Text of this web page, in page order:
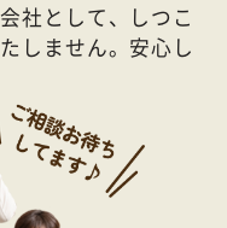
社として、しつこ
しません。安心し